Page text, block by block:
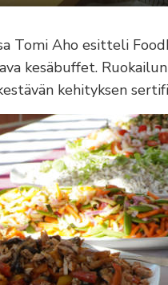
Tomi Aho esitteli
kesäbuffet.
kehityksen